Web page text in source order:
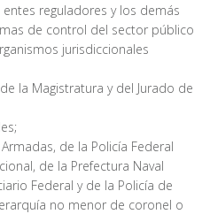
reguladores y los demás
de control del sector público
jurisdiccionales
la Magistratura y del Jurado de
de la Policía Federal
de la Prefectura Naval
Federal y de la Policía de
no menor de coronel o